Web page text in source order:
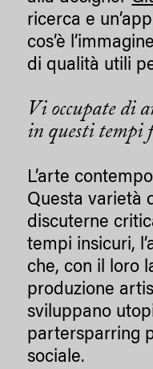
ricerca e
cos’è
di qualità utili
Vi occupate di
in questi tempi
L’arte
Questa varietà
discuterne
tempi insicuri,
che, con il loro
produzione
sviluppano
partersparring
sociale.